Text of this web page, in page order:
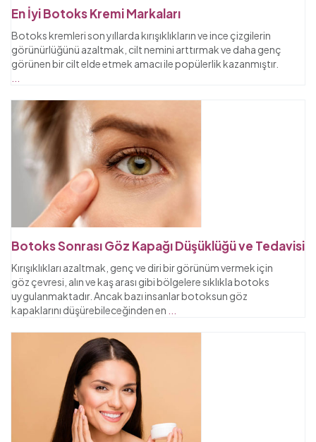
En İyi Botoks Kremi Markaları
Botoks kremleri son yıllarda kırışıklıkların ve ince çizgilerin
görünürlüğünü azaltmak, cilt nemini arttırmak ve daha genç
görünen bir cilt elde etmek amacı ile popülerlik kazanmıştır.
Botoks Sonrası Göz Kapağı Düşüklüğü ve Tedavisi
Kırışıklıkları azaltmak, genç ve diri bir görünüm vermek için
göz çevresi, alın ve kaş arası gibi bölgelere sıklıkla botoks
uygulanmaktadır. Ancak bazı insanlar botoksun göz
kapaklarını düşürebileceğinden en